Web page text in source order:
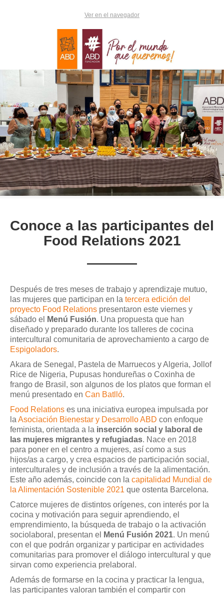
Ver en el navegador
Conoce a las participantes del
Food Relations 2021
Después de tres meses de trabajo y aprendizaje mutuo,
las mujeres que participan en la tercera edición del
proyecto Food Relations presentaron este viernes y
sábado el
Menú Fusión. Una propuesta que han
diseñado y preparado durante los talleres de cocina
intercultural comunitaria de aprovechamiento a cargo de
Espigoladors.
Akara de Senegal, Pastela de Marruecos y Algeria, Jollof
Rice de Nigeria, Pupusas hondureñas o Coxinha de
frango de Brasil, son algunos de los platos que forman el
menú presentado en Can Batlló.
Food Relations es una iniciativa europea impulsada por
la Asociación Bienestar y Desarrollo ABD con enfoque
feminista, orientada a la inserción social y laboral de
las mujeres migrantes y refugiadas. Nace en 2018
para poner en el centro a mujeres, así como a sus
hijos/as a cargo, y crea espacios de participación social,
interculturales y de inclusión a través de la alimentación.
Este año además, coincide con la capitalidad Mundial de
la Alimentación Sostenible 2021 que ostenta Barcelona.
Catorce mujeres de distintos orígenes, con interés por la
cocina y motivación para seguir aprendiendo, el
emprendimiento, la búsqueda de trabajo o la activación
sociolaboral, presentan el
Menú Fusión 2021. Un menú
con el que podrán organizar y participar en actividades
comunitarias para promover el diálogo intercultural y que
sirvan como experiencia prelaboral.
Además de formarse en la cocina y practicar la lengua,
las participantes valoran también el compartir con